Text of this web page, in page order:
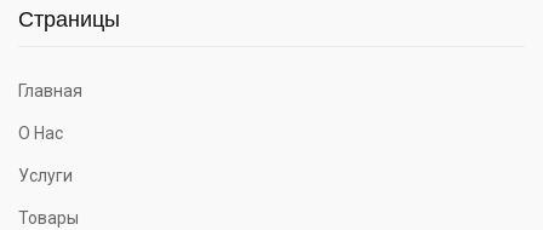
Страницы
Главная
О Нас
Услуги
Товары